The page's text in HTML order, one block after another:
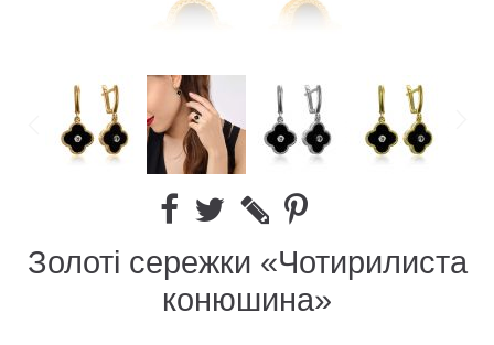
Золоті сережки «Чотирилиста
конюшина»